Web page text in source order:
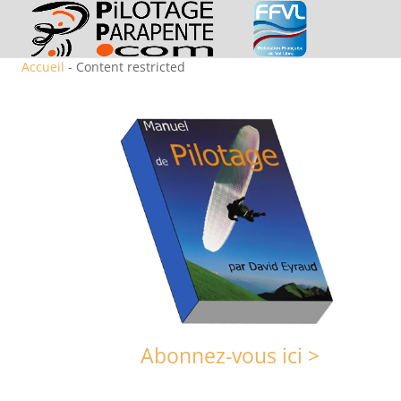
Accueil - Content restricted
Abonnez-vous ici >